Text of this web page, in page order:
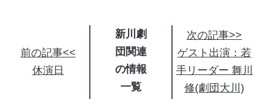
前の記事<<
休演日
新川劇
団関連
の情報
次の記事>>
ゲスト出演：若
手リーダー 舞川
修(劇団大川)